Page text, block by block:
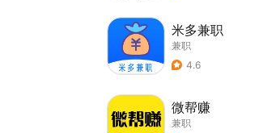
米多兼职
兼职
4.6
微帮赚
兼职